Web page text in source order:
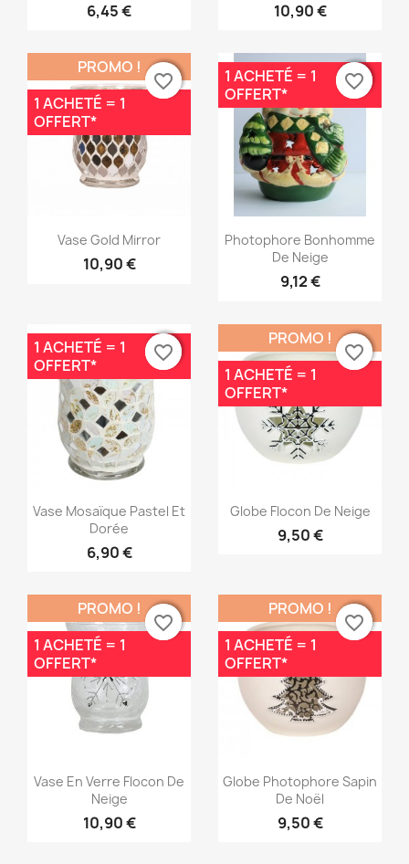
6,45 € 10,90 €
Aperçu rapide
Vase Gold Mirror
10,90 €
PROMO !
1 ACHETÉ = 1
OFFERT*
favorite_border
favorite_border
Aperçu rapide
Photophore Bonhomme
De Neige
9,12 €
1 ACHETÉ = 1
OFFERT*
favorite_border
favorite_border
Aperçu rapide
Vase Mosaïque Pastel Et
Dorée
6,90 €
1 ACHETÉ = 1
OFFERT*
favorite_border
favorite_border
Aperçu rapide
Globe Flocon De Neige
9,50 €
PROMO !
1 ACHETÉ = 1
OFFERT*
favorite_border
favorite_border
Aperçu rapide
Vase En Verre Flocon De
Neige
10,90 €
PROMO !
1 ACHETÉ = 1
OFFERT*
favorite_border
favorite_border
 Aperçu rapide
Globe Photophore Sapin
De Noël
9,50 €
PROMO !
1 ACHETÉ = 1
OFFERT*
favorite_border
favorite_border